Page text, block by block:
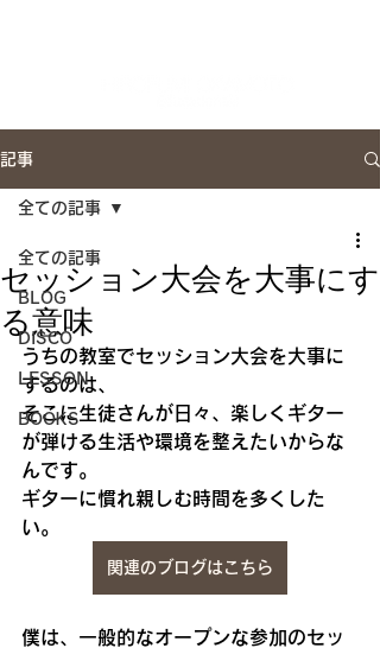
記事
全ての記事
BLOG
DISCO
LESSON
BOOKS
全ての記事
セッション大会を大事にす
る意味
うちの教室でセッション大会を大事に
するのは、
そこに生徒さんが日々、楽しくギター
が弾ける生活や環境を整えたいからな
んです。
ギターに慣れ親しむ時間を多くした
い。
関連のブログはこちら
僕は、一般的なオープンな参加のセッ